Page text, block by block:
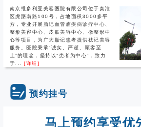
南京维多利亚美容医院有限公司位于秦淮
区虎踞南路100号，占地面积3000多平
方，专业开展胎记血管瘤疾病诊疗中心、
整形美容中心、皮肤美容中心、微整形中
心等项目，为广大胎记患者提供祛记美容
服务。医院秉承“诚实、严谨、顾客至
上”的理念，坚持以“患者为中心”，致力
于...[详细]
预约挂号
马上预约享受优